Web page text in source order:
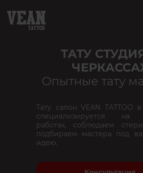
ТАТУ
Опытные тату
Тату салон VEAN TATTOO
специализируется на
работах, соблюдаем
подбираем мастера под
идею.